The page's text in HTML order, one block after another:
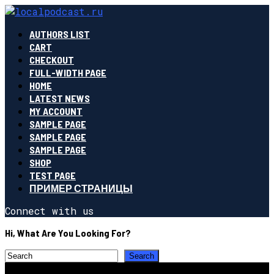
AUTHORS LIST
CART
CHECKOUT
FULL-WIDTH PAGE
HOME
LATEST NEWS
MY ACCOUNT
SAMPLE PAGE
SAMPLE PAGE
SAMPLE PAGE
SHOP
TEST PAGE
ПРИМЕР СТРАНИЦЫ
Connect with us
Hi, What Are You Looking For?